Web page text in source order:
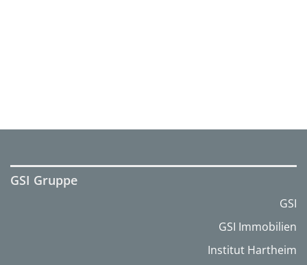
GSI Gruppe
GSI
GSI Immobilien
Institut Hartheim